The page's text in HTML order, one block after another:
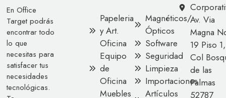
En Office
Target podrás
encontrar todo
lo que
necesitas para
satisfacer tus
necesidades
tecnológicas.
Papeleria
y Art.
Oficina
Equipo
de
Oficina
Muebles
Magnéticos/
Ópticos
Software
Seguridad
Limpieza
Importaciones
Artículos
Av. Via
Magna
19 Piso 1,
Col
de las
Palmas
52787